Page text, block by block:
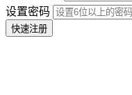
设置密码